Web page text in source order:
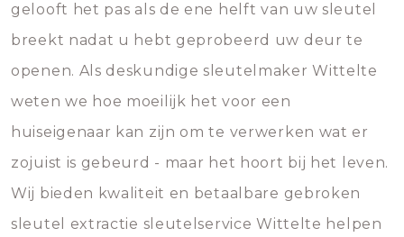
gelooft het pas als de ene helft van uw sleutel
breekt nadat u hebt geprobeerd uw deur te
openen. Als deskundige sleutelmaker Wittelte
weten we hoe moeilijk het voor een
huiseigenaar kan zijn om te verwerken wat er
zojuist is gebeurd - maar het hoort bij het leven.
Wij bieden kwaliteit en betaalbare gebroken
sleutel extractie sleutelservice Wittelte helpen